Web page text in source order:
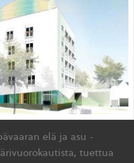
elä ja asu -
tuettua